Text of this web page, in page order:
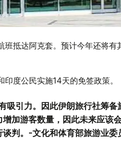
抵达阿克套。预计今年还将有
度公民实施14天的免签政策。
吸引力。因此伊朗旅行社筹备
加游客数量，因此未来应该
判。-文化和体育部旅游业委